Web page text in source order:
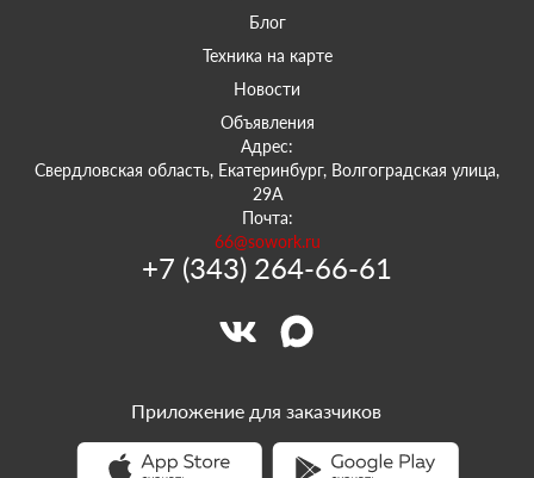
Блог
Техника на карте
Новости
Объявления
Адрес:
Свердловская область, Екатеринбург, Волгоградская улица,
29А
Почта:
66@sowork.ru
+7 (343) 264-66-61
Приложение для заказчиков